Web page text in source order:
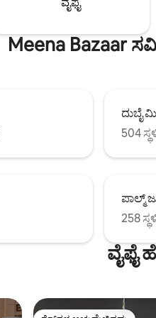
Meena Bazaar
ದುಬೈ
504
ಪಾಲ್ಮ್
258